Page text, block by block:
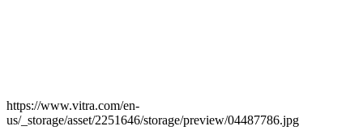
https://www.vitra.com/en-
us/_storage/asset/2251646/storage/preview/04487786.jpg